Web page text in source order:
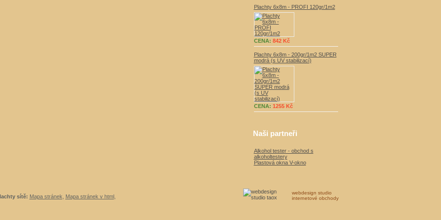
Plachty 6x8m - PROFI 120gr/1m2
CENA: 842 Kč
Plachty 6x8m - 200gr/1m2 SUPER
modrá (s UV stabilizací)
CENA: 1255 Kč
Naši partneři
Alkohol tester - obchod s
alkoholtestery
Plastová okna V-okno
sítě: Mapa stránek Mapa stránek v html,
webdesign studio
internetové obchody